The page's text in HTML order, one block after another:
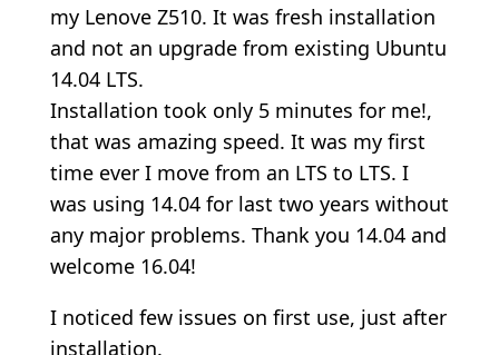
my Lenove Z510. It was fresh installation
and not an upgrade from existing Ubuntu
14.04 LTS.
Installation took only 5 minutes for me!,
that was amazing speed. It was my first
time ever I move from an LTS to LTS. I
was using 14.04 for last two years without
any major problems. Thank you 14.04 and
welcome 16.04!
I noticed few issues on first use, just after
installation.